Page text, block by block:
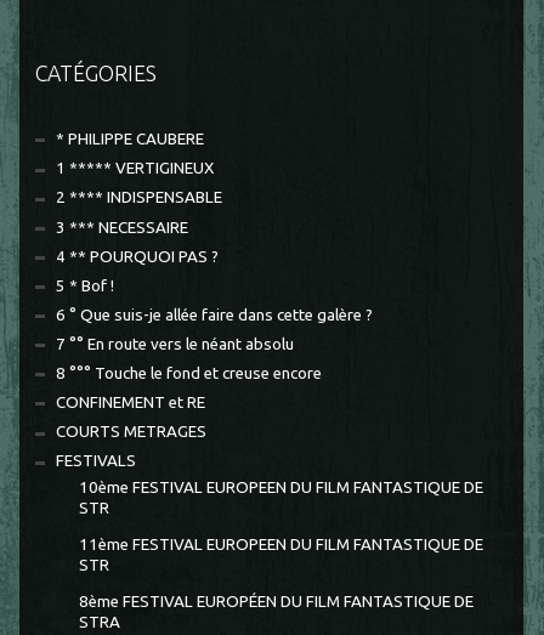
CATÉGORIES
* PHILIPPE CAUBERE
1 ***** VERTIGINEUX
2 **** INDISPENSABLE
3 *** NECESSAIRE
4 ** POURQUOI PAS ?
5 * Bof !
6 ° Que suis-je allée faire dans cette galère ?
7 °° En route vers le néant absolu
8 °°° Touche le fond et creuse encore
CONFINEMENT et RE
COURTS METRAGES
FESTIVALS
10ème FESTIVAL EUROPEEN DU FILM FANTASTIQUE DE
STR
11ème FESTIVAL EUROPEEN DU FILM FANTASTIQUE DE
STR
8ème FESTIVAL EUROPÉEN DU FILM FANTASTIQUE DE
STRA